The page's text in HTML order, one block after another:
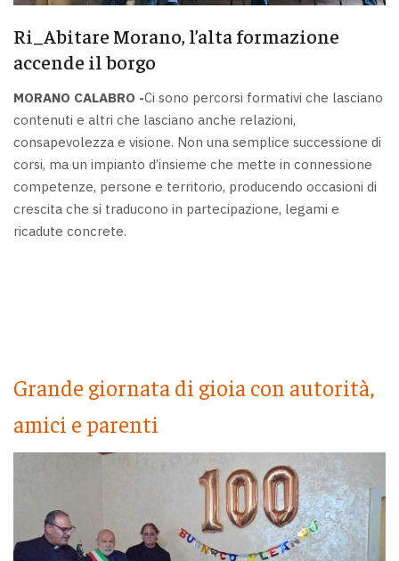
Ri_Abitare Morano, l’alta formazione
accende il borgo
MORANO CALABRO -Ci sono percorsi formativi che lasciano
contenuti e altri che lasciano anche relazioni,
consapevolezza e visione. Non una semplice successione di
corsi, ma un impianto d’insieme che mette in connessione
competenze, persone e territorio, producendo occasioni di
crescita che si traducono in partecipazione, legami e
ricadute concrete.
Grande giornata di gioia con autorità,
amici e parenti